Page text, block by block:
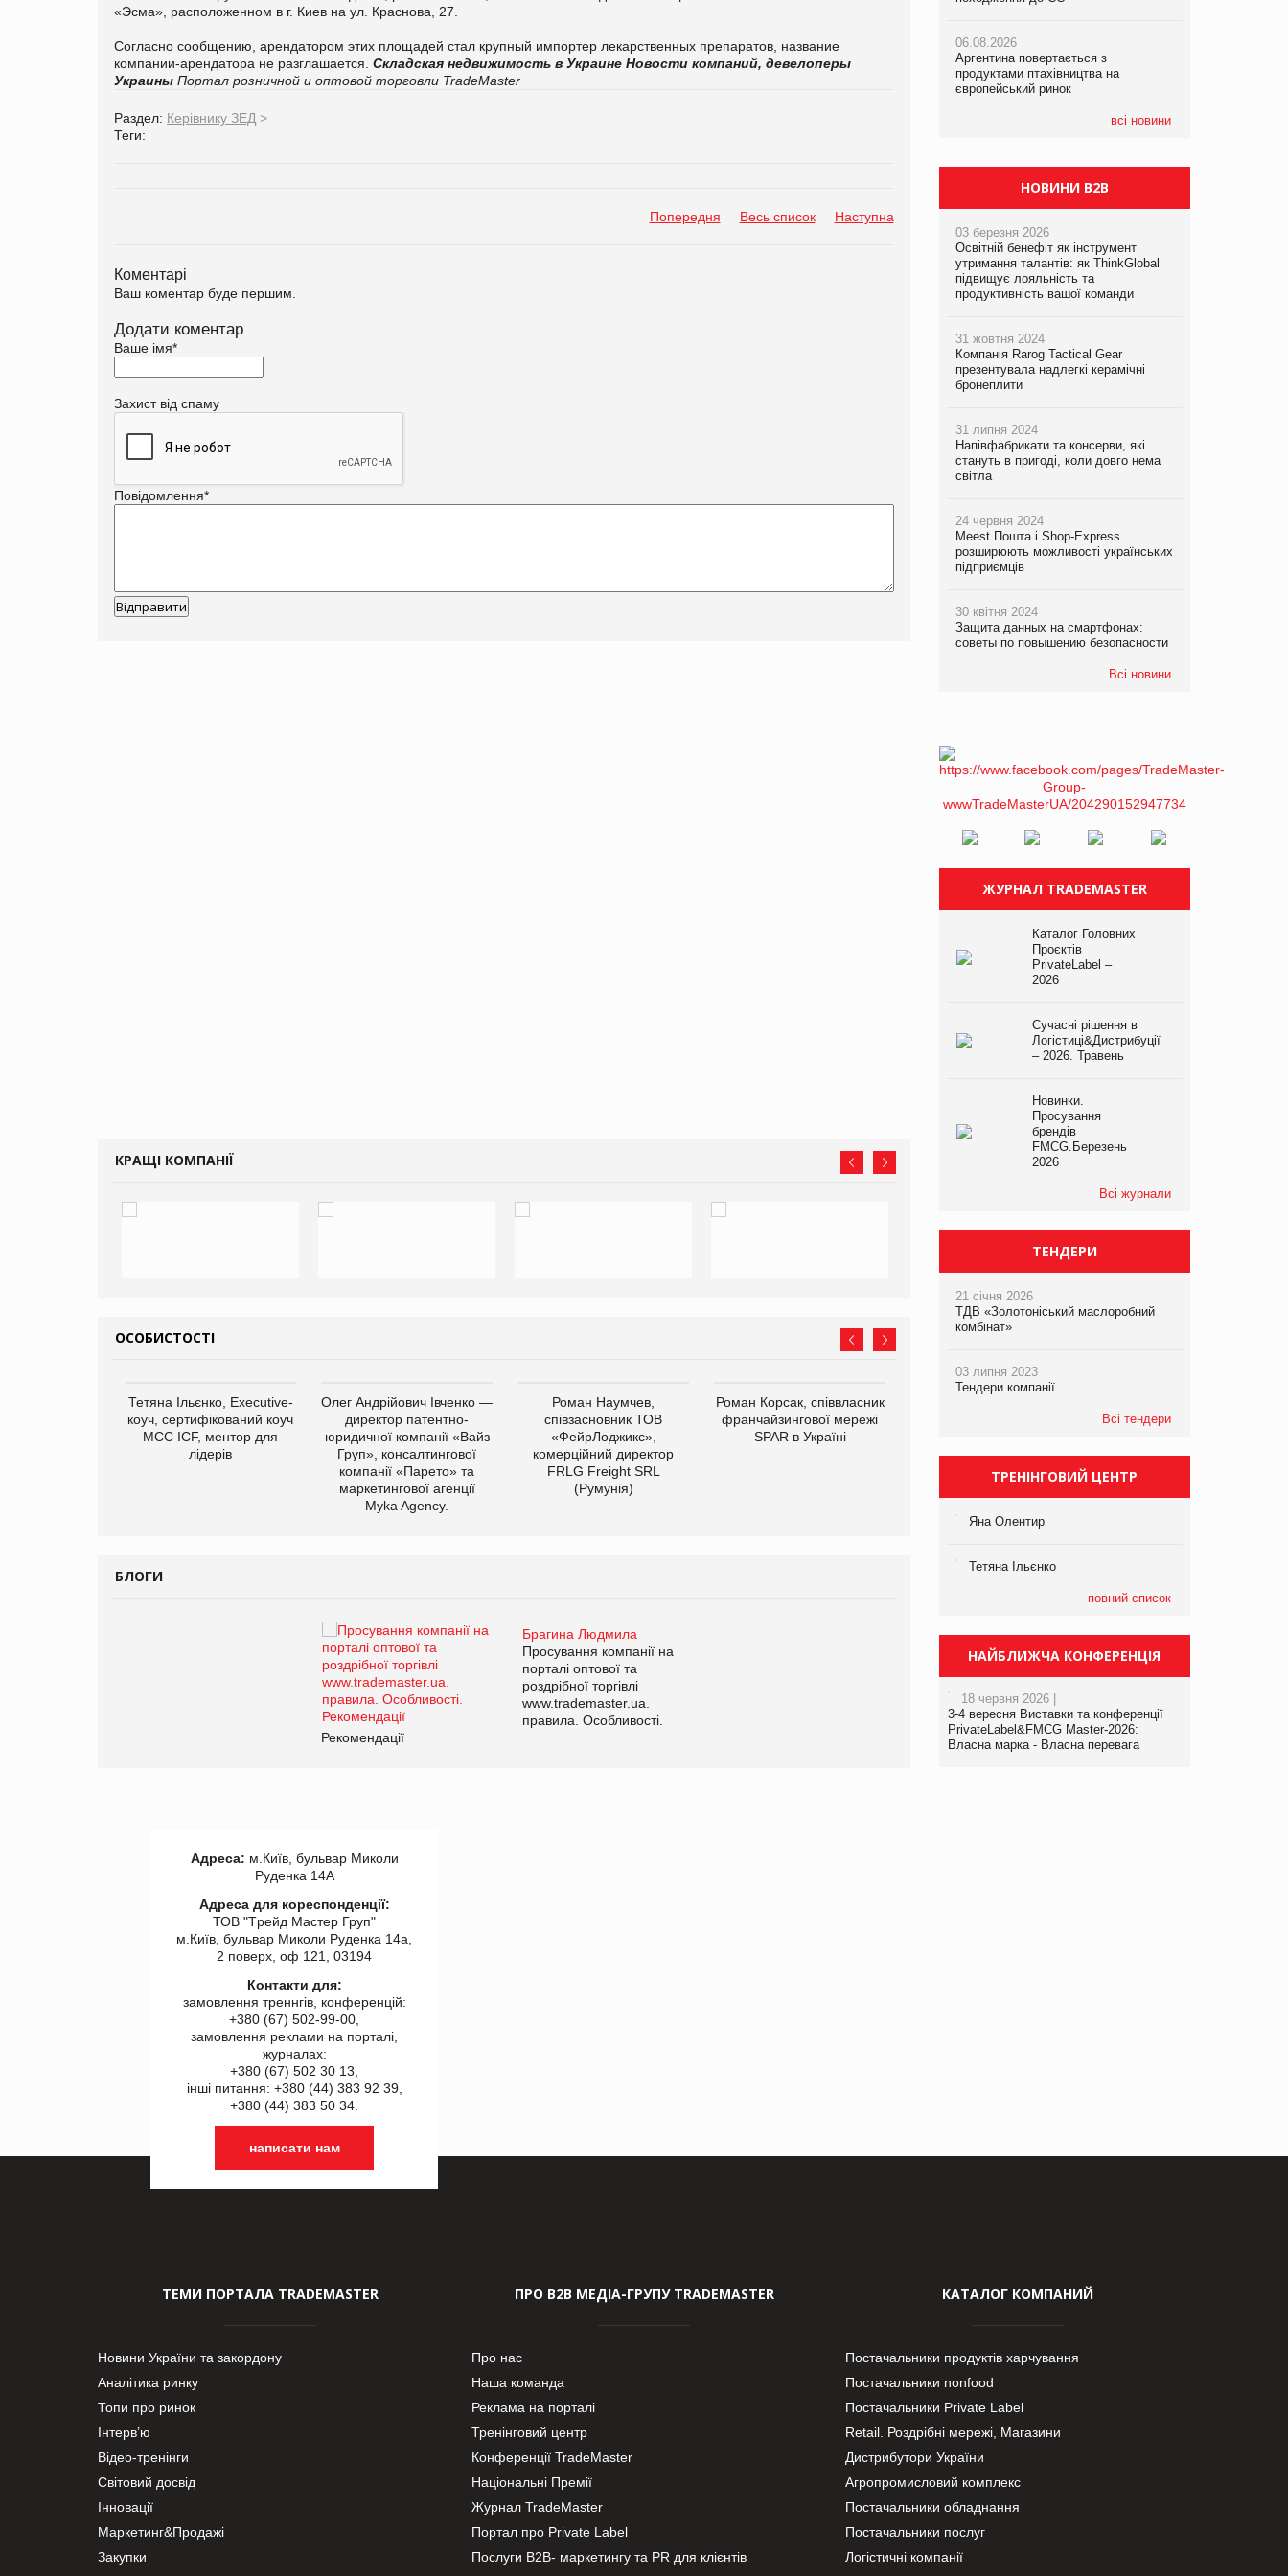
«Эсма», расположенном в г. Киев на ул. Краснова, 27.
Согласно сообщению, арендатором этих площадей стал крупный импортер лекарственных препаратов, название
компании-арендатора не разглашается. Складская недвижимость в Украине Новости компаний, девелоперы
Украины Портал розничной и оптовой торговли TradeMaster
Раздел: Керівнику ЗЕД >
Теги:
Попередня Весь список Наступна
Коментарі
Ваш коментар буде першим.
Додати коментар
Ваше імя*
Захист від спаму
Повідомлення*
КРАЩІ КОМПАНІЇ
ОСОБИСТОСТІ
Тетяна Ільєнко, Executive-
коуч, сертифікований коуч
МСС ICF, ментор для
лідерів
Олег Андрійович Івченко —
директор патентно-
юридичної компанії «Вайз
Груп», консалтингової
компанії «Парето» та
маркетингової агенції
Myka Agency.
Роман Наумчев,
співзасновник ТОВ
«ФейрЛоджикс»,
комерційний директор
FRLG Freight SRL
(Румунія)
Роман Корсак, співвласник
франчайзингової мережі
SPAR в Україні
виробництва
компанії «УкраМарин»
БЛОГИ
Брагина Людмила
Просування компанії на
порталі оптової та
роздрібної торгівлі
www.trademaster.ua.
правила. Особливості.
Рекомендації
Брагина Людмила
Просування компанії на
правила. Особливості.
Рекомендації
06.08.2026
Аргентина повертається з
продуктами птахівництва на
європейський ринок
всі новини
05.08.2026
Смачне поповнення дитячого меню:
у VARUS з’явилися новинки від ТМ
ТОКЕРИ
хлібобулочні вироби на
PrivateLabel&FMCG Master 2026
06.08.2026
Аргентина повертається з
продуктами птахівництва на
європейський ринок
НОВИНИ B2B
03 березня 2026
Освітній бенефіт як інструмент
утримання талантів: як ThinkGlobal
підвищує лояльність та
продуктивність вашої команди
31 жовтня 2024
Компанія Rarog Tactical Gear
презентувала надлегкі керамічні
бронеплити
31 липня 2024
Напівфабрикати та консерви, які
стануть в пригоді, коли довго нема
світла
24 червня 2024
Meest Пошта і Shop-Express
розширюють можливості українських
підприємців
30 квітня 2024
Защита данных на смартфонах:
советы по повышению безопасности
Всі новини
ЖУРНАЛ TRADEMASTER
Каталог Головних
Проєктів
PrivateLabel –
2026
Сучасні рішення в
Логістиці&Дистрибуції
– 2026. Травень
Новинки.
Просування
брендів
FMCG.Березень
2026
Всі журнали
ТЕНДЕРИ
21 січня 2026
ТДВ «Золотоніський маслоробний
комбінат»
03 липня 2023
Тендери компанії
Всі тендери
ТРЕНІНГОВИЙ ЦЕНТР
Яна Олентир
Тетяна Ільєнко
повний список
НАЙБЛИЖЧА КОНФЕРЕНЦІЯ
18 червня 2026 |
3-4 вересня Виставки та конференції
PrivateLabel&FMCG Master-2026:
Власна марка - Власна перевага
Адреса: м.Київ, бульвар Миколи
Руденка 14А
Адреса для кореспонденції:
ТОВ "Tрейд Мастер Груп"
м.Київ, бульвар Миколи Руденка 14а,
2 поверх, оф 121, 03194
Контакти для:
замовлення треннгів, конференцій:
+380 (67) 502-99-00,
замовлення реклами на порталі,
журналах:
+380 (67) 502 30 13,
інші питання: +380 (44) 383 92 39,
+380 (44) 383 50 34.
написати нам
ТЕМИ ПОРТАЛА TRADEMASTER
Новини України та закордону
Аналітика ринку
Топи про ринок
Інтерв’ю
Відео-тренінги
Світовий досвід
Інновації
Маркетинг&Продажі
Закупки
ПРО В2В МЕДІА-ГРУПУ TRADEMASTER
Про нас
Наша команда
Реклама на порталі
Тренінговий центр
Конференції TradeMaster
Національні Премії
Журнал TradeMaster
Портал про Private Label
Послуги В2В- маркетингу та PR для клієнтів
КАТАЛОГ КОМПАНИЙ
Постачальники продуктів харчування
Постачальники nonfood
Постачальники Private Label
Retail. Роздрібні мережі, Магазини
Дистрибутори України
Агропромисловий комплекс
Постачальники обладнання
Постачальники послуг
Логістичні компанії